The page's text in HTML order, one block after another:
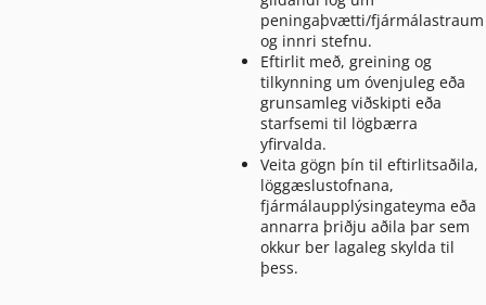
peningaþvætti/fjármálastraum
og innri stefnu.
Eftirlit með, greining og
tilkynning um óvenjuleg eða
grunsamleg viðskipti eða
starfsemi til lögbærra
yfirvalda.
Veita gögn þín til eftirlitsaðila,
löggæslustofnana,
fjármálaupplýsingateyma eða
annarra þriðju aðila þar sem
okkur ber lagaleg skylda til
þess.